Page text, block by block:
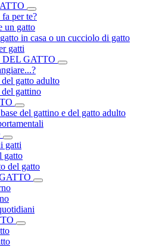
fa per te?
un gatto
in casa o un cucciolo di gatto
gatti
GATTO
gatto adulto
gattino
del gattino e del gatto adulto
gatti
gatto
del gatto